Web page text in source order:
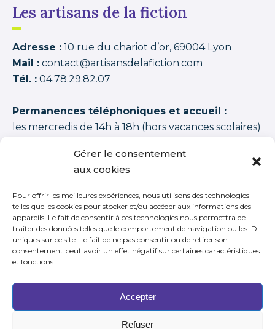
Gérer le consentement
aux cookies
Pour offrir les meilleures expériences, nous utilisons des technologies
telles que les cookies pour stocker et/ou accéder aux informations des
appareils. Le fait de consentir à ces technologies nous permettra de
traiter des données telles que le comportement de navigation ou les ID
uniques sur ce site. Le fait de ne pas consentir ou de retirer son
consentement peut avoir un effet négatif sur certaines caractéristiques
et fonctions.
Accepter
Refuser
Les artisans de la fiction
Adresse : 10 rue du chariot d’or, 69004 Lyon
Mail : contact@artisansdelafiction.com
Tél. : 04.78.29.82.07
Permanences téléphoniques et accueil :
les mercredis de 14h à 18h (hors vacances scolaires)
94,00 /100
1350 APPRENANTS DISTINCTS 2015–2026 (cycles + stages
+ journées thématiques + journées initiation).
S’inscrire à notre newsletter